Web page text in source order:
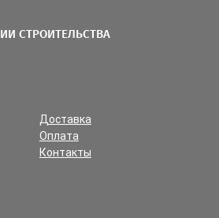
СТРОИТЕЛЬСТВА
Доставка
Оплата
Контакты